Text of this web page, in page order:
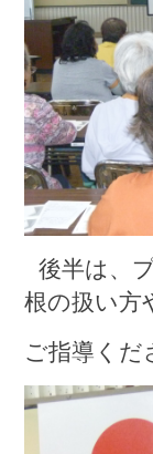
後半は、
根の扱い方
ご指導くだ